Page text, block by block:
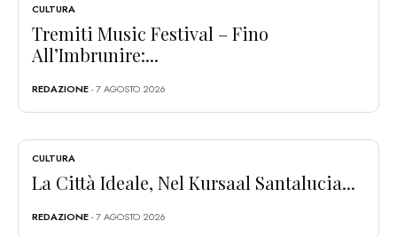
CULTURA
Tremiti Music Festival – Fino
All’Imbrunire:...
REDAZIONE- 7 AGOSTO 2026
CULTURA
La Città Ideale, Nel Kursaal Santalucia...
REDAZIONE- 7 AGOSTO 2026